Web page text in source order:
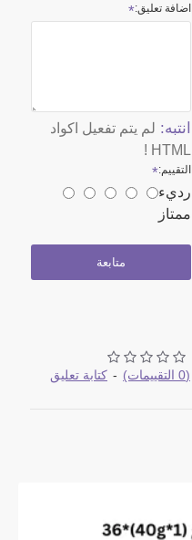
اضافة تعليق:
انتبه: لم يتم تفعيل اكواد
HTML !
التقييم:
رديء
ممتاز
متابعة
(0 التقييمات) - كتابة تعليق